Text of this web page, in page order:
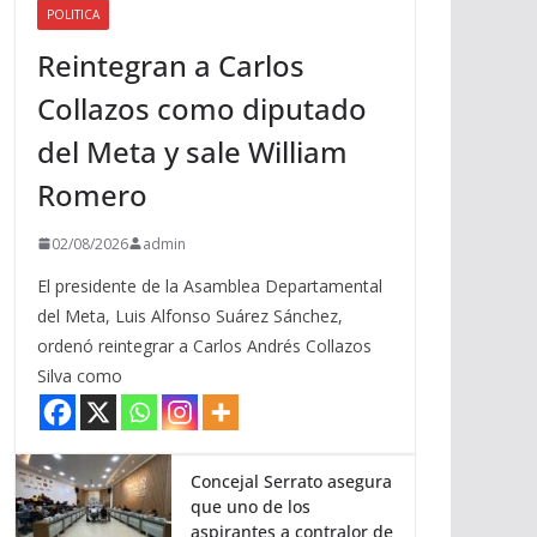
i
b
a
j
o
a
POLITICA
Reintegran a Carlos
Collazos como diputado
del Meta y sale William
Romero
02/08/2026 admin
El presidente de la Asamblea Departamental
del Meta, Luis Alfonso Suárez Sánchez,
ordenó reintegrar a Carlos Andrés Collazos
Silva como
Concejal Serrato asegura
que uno de los
aspirantes a contralor de